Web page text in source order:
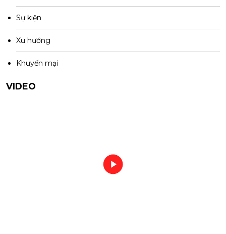
Sự kiện
Xu hướng
Khuyến mại
VIDEO